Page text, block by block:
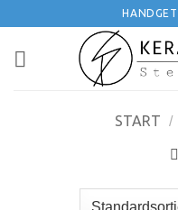
springen
START /